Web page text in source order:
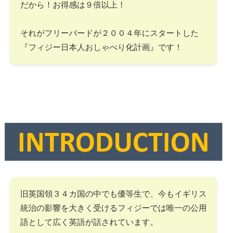
だから！お得感は９倍以上！
それがフリーバードが２００４年にスタートした
『フィジー日本人おしゃべり化計画』です！
旧英国領３４カ国の中でも優等生で、今もイギリス
統治の影響を大きく受けるフィジーでは唯一の公用
語として広く英語が話されています。